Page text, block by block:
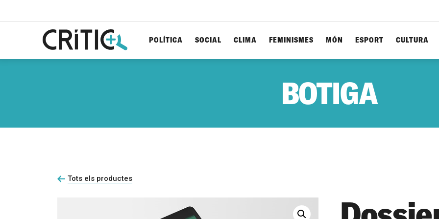
POLÍTICA SOCIAL CLIMA FEMINISMES MÓN ESPORT CULTURA
BOTIGA
Tots els productes